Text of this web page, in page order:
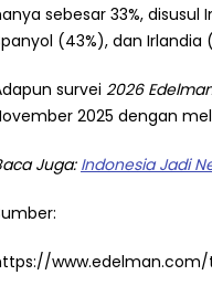
sebesar 33%, disusul
(43%), dan Irlandia
survei 2026
2025 dengan
Juga:Indonesia Jadi